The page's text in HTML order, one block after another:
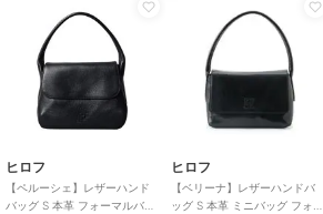
ヒロフ
【ペルーシェ】レザーハンド
バッグ S 本革 フォーマルバッ
ヒロフ
【ベリーナ】レザーハンドバ
ッグ S 本革 ミニバッグ フォー